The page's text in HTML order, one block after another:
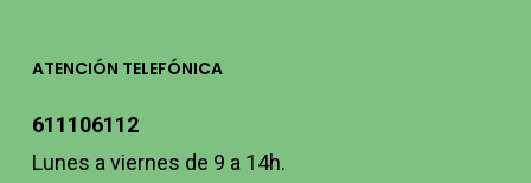
ATENCIÓN TELEFÓNICA
611106112
Lunes a viernes de 9 a 14h.